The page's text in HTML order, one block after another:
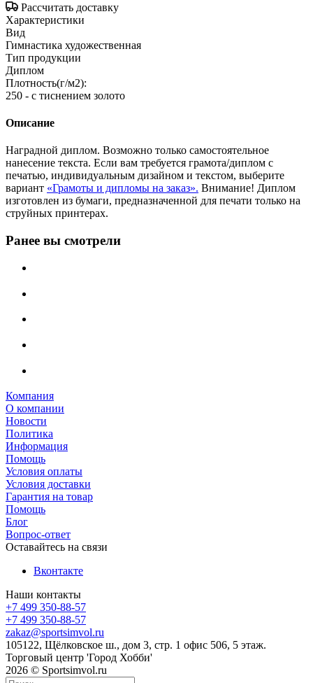
Рассчитать доставку
Характеристики
Вид
Гимнастика художественная
Тип продукции
Диплом
Плотность(г/м2):
250 - с тиснением золото
Описание
Наградной диплом. Возможно только самостоятельное
нанесение текста. Если вам требуется грамота/диплом с
печатью, индивидуальным дизайном и текстом, выберите
вариант «Грамоты и дипломы на заказ». Внимание! Диплом
изготовлен из бумаги, предназначенной для печати только на
струйных принтерах.
Ранее вы смотрели
Компания
О компании
Новости
Политика
Информация
Помощь
Условия оплаты
Условия доставки
Гарантия на товар
Помощь
Блог
Вопрос-ответ
Оставайтесь на связи
Вконтакте
Наши контакты
+7 499 350-88-57
+7 499 350-88-57
zakaz@sportsimvol.ru
105122, Щёлковское ш., дом 3, стр. 1 офис 506, 5 этаж.
Торговый центр 'Город Хобби'
2026 © Sportsimvol.ru